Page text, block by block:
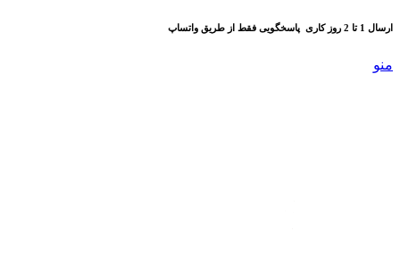
ارسال 1 تا 2 روز کاری پاسخگویی فقط از طریق واتساپ
منو